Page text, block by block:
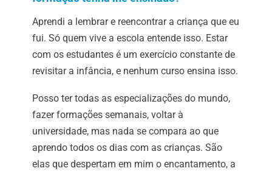
Aprendi a lembrar e reencontrar a criança que eu
fui. Só quem vive a escola entende isso. Estar
com os estudantes é um exercício constante de
revisitar a infância, e nenhum curso ensina isso.
Posso ter todas as especializações do mundo,
fazer formações semanais, voltar à
universidade, mas nada se compara ao que
aprendo todos os dias com as crianças. São
elas que despertam em mim o encantamento, a